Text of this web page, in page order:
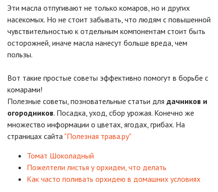
Эти масла отпугивают не только комаров, но и других
насекомых. Но не стоит забывать, что людям с повышенной
чувствительностью к отдельным компонентам стоит быть
осторожней, иначе масла нанесут больше вреда, чем
пользы.
Вот такие простые советы эффективно помогут в борьбе с
комарами!
Полезные советы, позновательные статьи для дачников и
огородников. Посадка, уход, сбор урожая. Конечно же
множество информации о цветах, ягодах, грибах. На
страницах сайта "Полезная трава.ру"
Томат Шоколадный
Пожелтели листья у орхидеи, что делать
Как часто поливать орхидею в домашних условиях